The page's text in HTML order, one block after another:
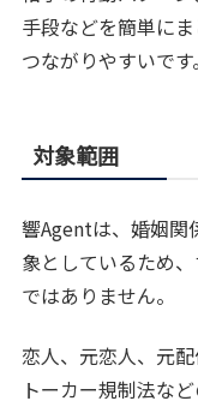
手段などを簡単に
つながりやすいです。
対象範囲
響Agentは、婚姻関
象としているため
ではありません。
恋人、元恋人、元
トーカー規制法な